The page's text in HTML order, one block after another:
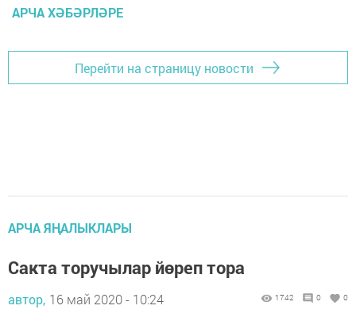
АРЧА ХӘБӘРЛӘРЕ
Перейти на страницу новости
АРЧА ЯҢАЛЫКЛАРЫ
Сакта торучылар йөреп тора
автор, 16 май 2020 - 10:24 1742 0 0